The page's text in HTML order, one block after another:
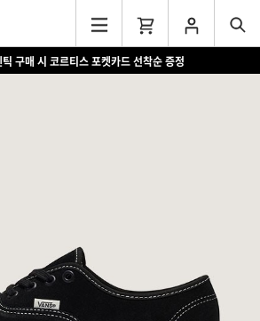
15만원 이상 구매 시 쿨러백 증정